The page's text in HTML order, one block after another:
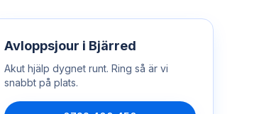
Avloppsjour i Bjärred
Akut hjälp dygnet runt. Ring så är vi
snabbt på plats.